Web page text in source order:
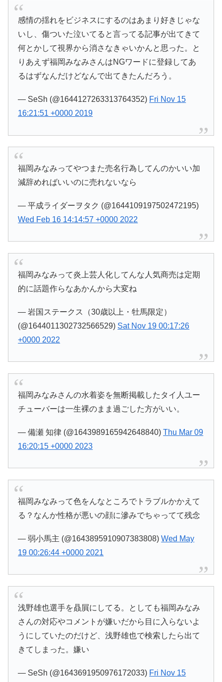
感情の揺れをビジネスにするのはあまり好きじゃな
いし、傷ついた泣いてると言ってる記事が出てきて
何とかして視界から消さなきゃいかんと思った。と
りあえず福岡みなみさんはNGワードに登録してあ
るはずなんだけどなんで出てきたんだろう。
— SeSh (@1644127263313764352) Fri Nov 15
16:21:51 +0000 2019
福岡みなみってやつまた売名行為してんのかいい加
減辞めればいいのに売れないなら
— 平成ライダーヲタク (@1644109197502472195)
Wed Feb 16 14:14:57 +0000 2022
福岡みなみって炎上芸人化してんな人気商売は定期
的に話題作らなあかんから大変ね
— 岩国ステークス（30歳以上・牡馬限定）
(@1644011302732566529) Sat Nov 19 00:17:26
+0000 2022
福岡みなみさんの水着姿を無断掲載したタイ人ユー
チューバーは一生裸のまま過ごした方がいい。
— 備瀬 知律 (@1643989165942648840)Thu Mar 09
16:20:15 +0000 2023
福岡みなみって色をんなところでトラブルかかえて
る？なんか性格が悪いの顔に滲みでちゃってて残念
— 弱小馬主 (@1643895910907383808)Wed May
19 00:26:44 +0000 2021
浅野雄也選手を贔屓にしてる。としても福岡みなみ
さんの対応やコメントが嫌いだから目に入らないよ
うにしていたのだけど、浅野雄也で検索したら出て
きてしまった。嫌い
— SeSh (@1643691950976172033) Fri Nov 15